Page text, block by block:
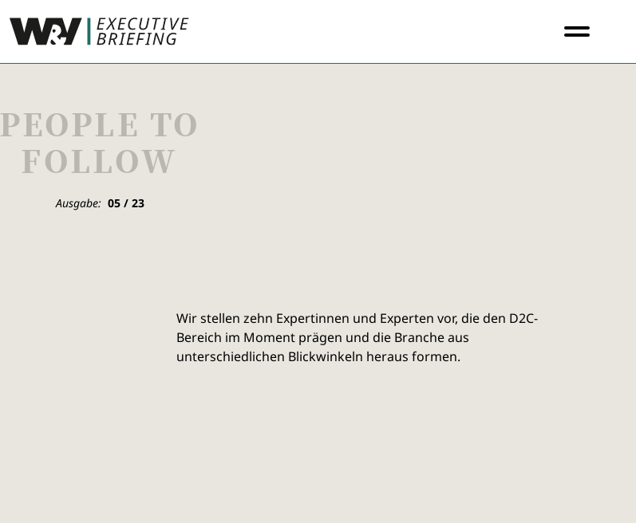
PEOPLE TO
FOLLOW
Ausgabe: 05 / 23
Wir stellen zehn Expertinnen und Experten vor, die den D2C-
Bereich im Moment prägen und die Branche aus
unterschiedlichen Blickwinkeln heraus formen.